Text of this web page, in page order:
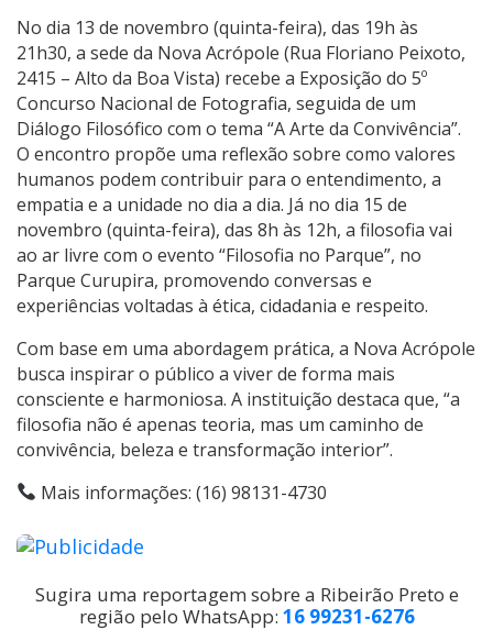
No dia 13 de novembro (quinta-feira), das 19h às
21h30, a sede da Nova Acrópole (Rua Floriano Peixoto,
2415 – Alto da Boa Vista) recebe a Exposição do 5º
Concurso Nacional de Fotografia, seguida de um
Diálogo Filosófico com o tema “A Arte da Convivência”.
O encontro propõe uma reflexão sobre como valores
humanos podem contribuir para o entendimento, a
empatia e a unidade no dia a dia. Já no dia 15 de
novembro (quinta-feira), das 8h às 12h, a filosofia vai
ao ar livre com o evento “Filosofia no Parque”, no
Parque Curupira, promovendo conversas e
experiências voltadas à ética, cidadania e respeito.
Com base em uma abordagem prática, a Nova Acrópole
busca inspirar o público a viver de forma mais
consciente e harmoniosa. A instituição destaca que, “a
filosofia não é apenas teoria, mas um caminho de
convivência, beleza e transformação interior”.
Mais informações: (16) 98131-4730
Sugira uma reportagem sobre a Ribeirão Preto e
região pelo WhatsApp: 16 99231-6276